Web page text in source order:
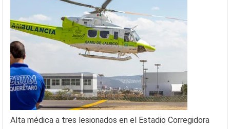
Alta médica a tres lesionados en el Estadio Corregidora